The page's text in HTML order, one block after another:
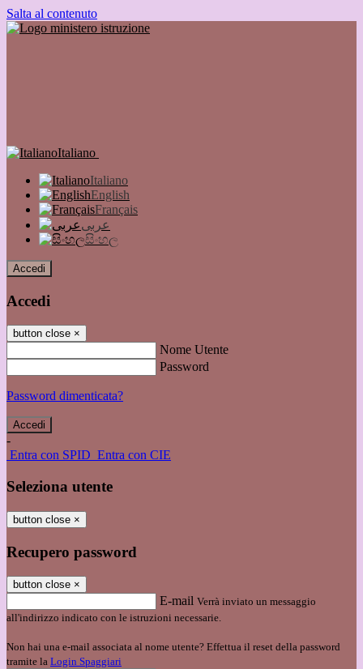
Salta al contenuto
Italiano
Italiano
English
Français
عربى
සිංහල
Accedi
Accedi
button close ×
Nome Utente
Password
Password dimenticata?
-
Entra con SPID Entra con CIE
Seleziona utente
button close ×
Recupero password
button close ×
E-mail Verrà inviato un messaggio
all'indirizzo indicato con le istruzioni necessarie.
Non hai una e-mail associata al nome utente? Effettua il reset della password
tramite la Login Spaggiari